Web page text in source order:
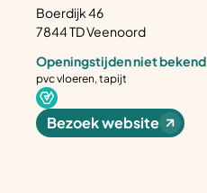
Boerdijk 46
7844 TD Veenoord
Openingstijden niet bekend
pvc vloeren, tapijt
Bezoek website